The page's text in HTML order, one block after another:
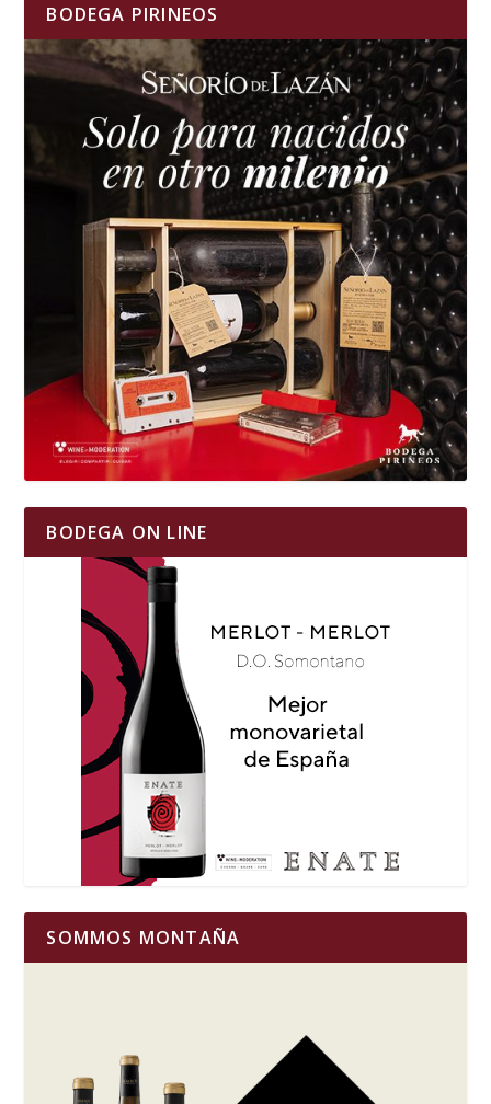
BODEGA PIRINEOS
BODEGA ON LINE
SOMMOS MONTAÑA